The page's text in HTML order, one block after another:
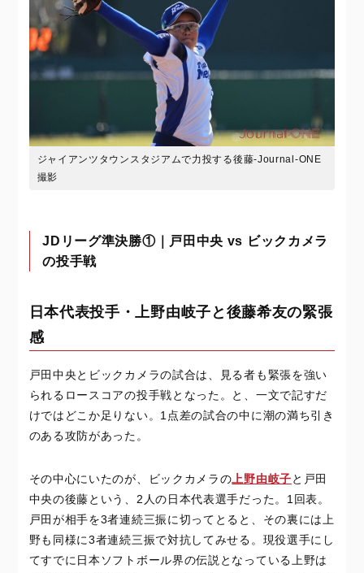
ジャイアンツタウンスタジアムで力投する後藤-Journal-ONE
撮影
JDリーグ準決勝①｜戸田中央 vs ビックカメラ
の投手戦
日本代表投手・上野由岐子と後藤希友の緊張
感
戸田中央とビックカメラの試合は、見る者も緊張を強い
られるロースコアの投手戦となった。と、一文で記すだ
けではどこか足りない。1点差の試合の中に潮の満ち引き
のある攻防があった。
その中心にいたのが、ビックカメラの 上野由岐子と戸田
中央の後藤という、2人の日本代表選手だった。1回表。
戸田が相手を3者連続三振に切ってとると、その裏には上
野も同様に3者連続三振で対抗してみせる。現役選手にし
てすでに日本ソフトボール界の伝説となっている上野は